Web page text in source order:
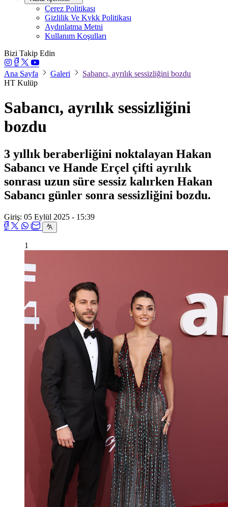
Çerez Politikası
Gizlilik Ve Kvkk Politikası
Aydınlatma Metni
Kullanım Koşulları
Bizi Takip Edin
Ana Sayfa Galeri
Sabancı, ayrılık sessizliğini bozdu
HT Kulüp
Sabancı, ayrılık sessizliğini
bozdu
3 yıllık beraberliğini noktalayan Hakan
Sabancı ve Hande Erçel çifti ayrılık
sonrası uzun süre sessiz kalırken Hakan
Sabancı günler sonra sessizliğini bozdu.
Giriş: 05 Eylül 2025 - 15:39
1